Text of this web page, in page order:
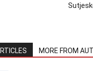
MORE FROM